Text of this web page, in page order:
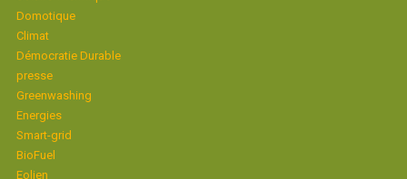
Domotique
Climat
Démocratie Durable
presse
Greenwashing
Energies
Smart-grid
BioFuel
Eolien